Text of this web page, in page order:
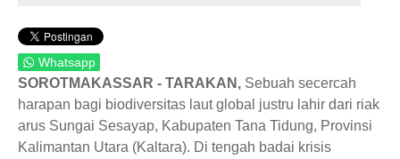
Whatsapp
SOROTMAKASSAR - TARAKAN, Sebuah secercah
harapan bagi biodiversitas laut global justru lahir dari riak
arus Sungai Sesayap, Kabupaten Tana Tidung, Provinsi
Kalimantan Utara (Kaltara). Di tengah badai krisis